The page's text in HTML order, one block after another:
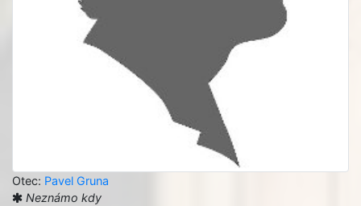
Otec: Pavel Gruna
Neznámo kdy